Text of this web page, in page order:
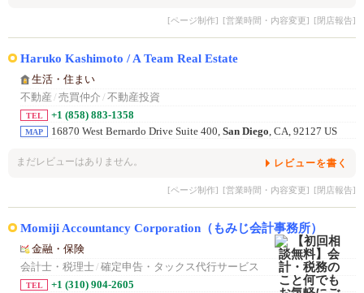
[ページ制作] [営業時間・内容変更] [閉店報告]
Haruko Kashimoto / A Team Real Estate
生活・住まい
不動産 / 売買仲介 / 不動産投資
TEL +1 (858) 883-1358
MAP 16870 West Bernardo Drive Suite 400, San Diego , CA, 92127 US
まだレビューはありません。 レビューを書く
[ページ制作] [営業時間・内容変更] [閉店報告]
Momiji Accountancy Corporation（もみじ会計事務所）
金融・保険
会計士・税理士/ 確定申告・タックス代行サービス
TEL +1 (310) 904-2605